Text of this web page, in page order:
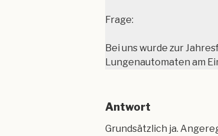
Frage:
Bei uns wurde zur
Lungenautomaten am
Antwort
Grundsätzlich ja.